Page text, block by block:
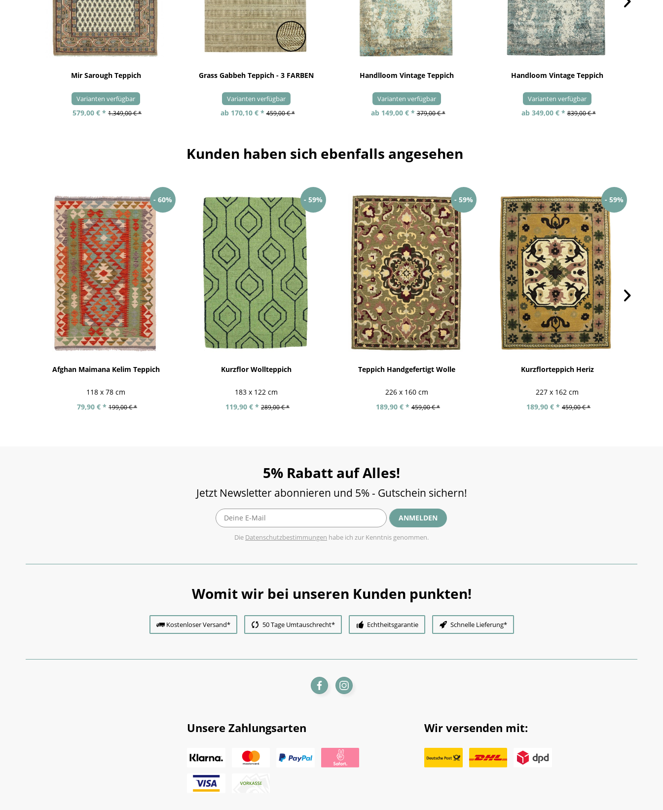
Mir Sarough Teppich
Varianten verfügbar
579,00 € * 1.349,00 € *
Grass Gabbeh Teppich - 3 FARBEN
Varianten verfügbar
ab 170,10 € * 459,00 € *
Handlloom Vintage Teppich
Varianten verfügbar
ab 149,00 € * 379,00 € *
Handloom Vintage Teppich
Varianten verfügbar
ab 349,00 € * 839,00 € *
Kunden haben sich ebenfalls angesehen
- 60%
Afghan Maimana Kelim Teppich
118 x 78 cm
79,90 € * 199,00 € *
- 59%
Kurzflor Wollteppich
183 x 122 cm
119,90 € * 289,00 € *
- 59%
Teppich Handgefertigt Wolle
226 x 160 cm
189,90 € * 459,00 € *
- 59%
Kurzflorteppich Heriz
227 x 162 cm
189,90 € * 459,00 € *
5% Rabatt auf Alles!
Jetzt Newsletter abonnieren und 5% - Gutschein sichern!
ANMELDEN
Die Datenschutzbestimmungen habe ich zur Kenntnis genommen.
Womit wir bei unseren Kunden punkten!
Kostenloser Versand* 50 Tage Umtauschrecht* Echtheitsgarantie Schnelle Lieferung*
Unsere Zahlungsarten Wir versenden mit: